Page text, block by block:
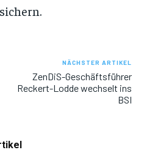
NÄCHSTER ARTIKEL
ZenDiS-Geschäftsführer
Reckert-Lodde wechselt ins
BSI